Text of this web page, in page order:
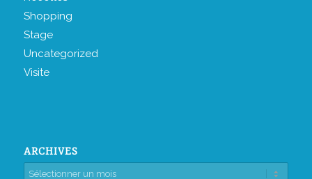
Shopping
Stage
Uncategorized
Visite
ARCHIVES